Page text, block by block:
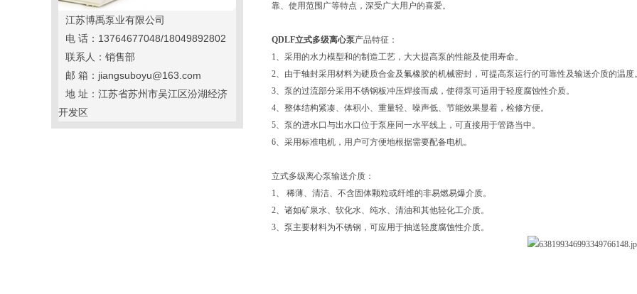
江苏博禹泵业有限公司
电 话：13764677048/18049892802
联系人：销售部
邮 箱：jiangsuboyu@163.com
地 址：江苏省苏州市吴江区汾湖经济
开发区
靠、使用范围广等特点，深受广大用户的喜爱。
QDLF立式多级离心泵产品特征：
1、采用的水力模型和的制造工艺，大大提高泵的性能及使用寿命。
2、由于轴封采用材料为硬质合金及氟橡胶的机械密封，可提高泵运行的可靠性及输送介质的温度
3、泵的过流部分采用不锈钢板冲压焊接而成，使得泵可适用于轻度腐蚀性介质。
4、整体结构紧凑、体积小、重量轻、噪声低、节能效果显着，检修方便。
5、泵的进水口与出水口位于泵座同一水平线上，可直接用于管路当中。
6、采用标准电机，用户可方便地根据需要配备电机。
立式多级离心泵输送介质：
1、 稀薄、清洁、不含固体颗粒或纤维的非易燃易爆介质。
2、诸如矿泉水、软化水、纯水、清油和其他轻化工介质。
3、泵主要材料为不锈钢，可应用于抽送轻度腐蚀性介质。